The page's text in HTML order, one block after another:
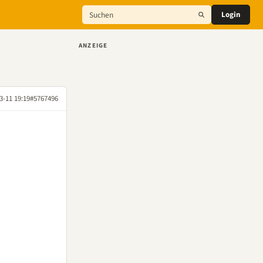
Login
11 19:19#5767496
ANZEIGE